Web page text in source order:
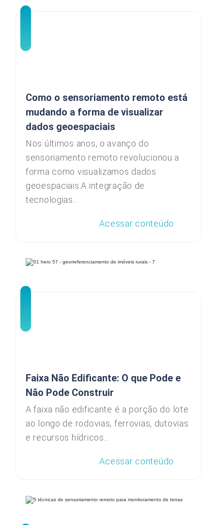
Como o sensoriamento remoto está
mudando a forma de visualizar
dados geoespaciais
Nos últimos anos, o avanço do
sensoriamento remoto revolucionou a
forma como visualizamos dados
geoespaciais.A integração de
tecnologias...
Acessar conteúdo
Faixa Não Edificante: O que Pode e
Não Pode Construir
A faixa não edificante é a porção do lote
ao longo de rodovias, ferrovias, dutovias
e recursos hídricos...
Acessar conteúdo